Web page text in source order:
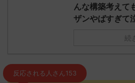
んな構築考えて
ザンやばすぎて
続
反応される人さん153